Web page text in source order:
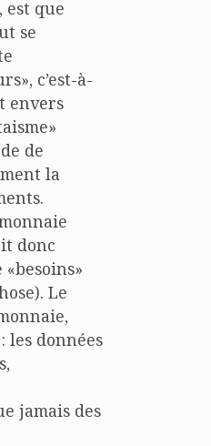
que
se
c’est-à-
envers
de
la
donc
Le
les données
jamais des